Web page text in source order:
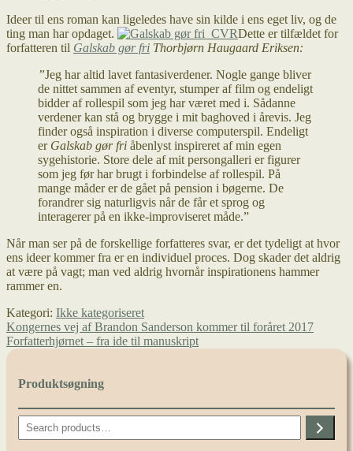
Ideer til ens roman kan ligeledes have sin kilde i ens eget liv, og de
ting man har opdaget.
Dette er tilfældet for
forfatteren til Galskab gør fri Thorbjørn Haugaard Eriksen:
”Jeg har altid lavet fantasiverdener. Nogle gange bliver
de nittet sammen af eventyr, stumper af film og endeligt
bidder af rollespil som jeg har været med i. Sådanne
verdener kan stå og brygge i mit baghoved i årevis. Jeg
finder også inspiration i diverse computerspil. Endeligt
er Galskab gør fri åbenlyst inspireret af min egen
sygehistorie. Store dele af mit persongalleri er figurer
som jeg før har brugt i forbindelse af rollespil. På
mange måder er de gået på pension i bøgerne. De
forandrer sig naturligvis når de får et sprog og
interagerer på en ikke-improviseret måde.”
Når man ser på de forskellige forfatteres svar, er det tydeligt at hvor
ens ideer kommer fra er en individuel proces. Dog skader det aldrig
at være på vagt; man ved aldrig hvornår inspirationens hammer
rammer en.
Kategori: Ikke kategoriseret
Indlægsnavigation
Forrige
indlæg:
Kongernes vej af Brandon Sanderson kommer til foråret 2017
Næste
indlæg:
Forfatterhjørnet – fra ide til manuskript
Produktsøgning
Search